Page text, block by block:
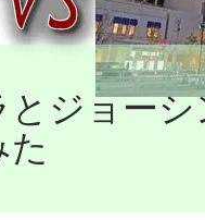
ジョー